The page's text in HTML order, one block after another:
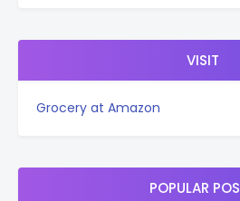
VISIT
Grocery at Amazon
POPULAR